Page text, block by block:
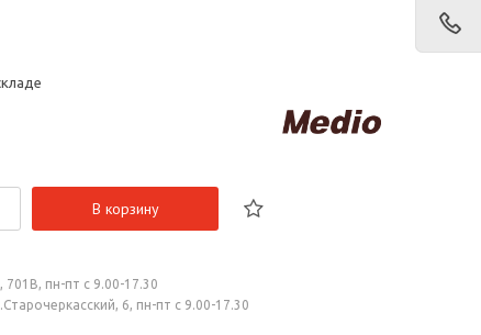
В корзину
701В, пн-пт с 9.00-17.30
6, пн-пт с 9.00-17.30